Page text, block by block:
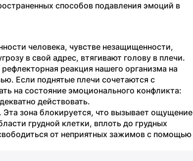
способов подавления эмоций в
человека, чувстве незащищенности,
в свой адрес, втягивают голову в плечи.
реакция нашего организма на
Если поднятые плечи сочетаются с
на состояние эмоционального конфликта:
действовать.
зона блокируется, что вызывает ощущение
грудной клетки, вплоть до грудных
от неприятных зажимов с помощью